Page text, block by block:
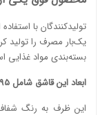
تولیدکنندگان با استفاده
یک‌بار مصرف را تولید
بسته‌بندی مواد غذایی
ابعاد این قاشق شامل 95 میلی‌متر طول و 25 میلی‌متر ارتفاع است.
این ظرف به رنگ